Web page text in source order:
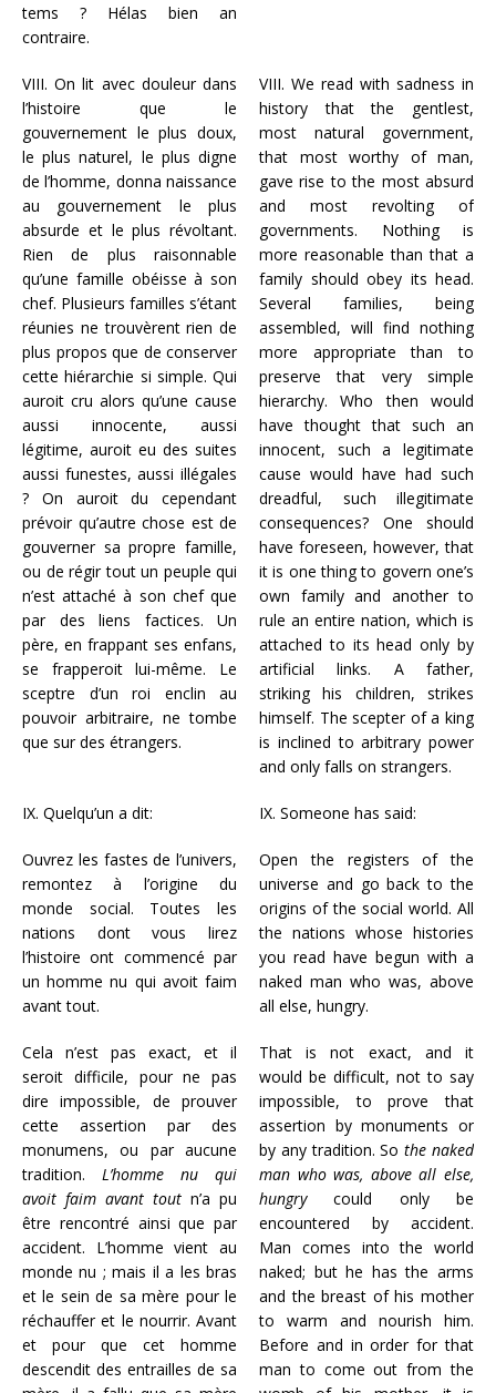
tems ? Hélas bien an
contraire.
VIII. On lit avec douleur dans
l’histoire que le
gouvernement le plus doux,
le plus naturel, le plus digne
de l’homme, donna naissance
au gouvernement le plus
absurde et le plus révoltant.
Rien de plus raisonnable
qu’une famille obéisse à son
chef. Plusieurs familles s’étant
réunies ne trouvèrent rien de
plus propos que de conserver
cette hiérarchie si simple. Qui
auroit cru alors qu’une cause
aussi innocente, aussi
légitime, auroit eu des suites
aussi funestes, aussi illégales
? On auroit du cependant
prévoir qu’autre chose est de
gouverner sa propre famille,
ou de régir tout un peuple qui
n’est attaché à son chef que
par des liens factices. Un
père, en frappant ses enfans,
se frapperoit lui-même. Le
sceptre d’un roi enclin au
pouvoir arbitraire, ne tombe
que sur des étrangers.
VIII. We read with sadness in
history that the gentlest,
most natural government,
that most worthy of man,
gave rise to the most absurd
and most revolting of
governments. Nothing is
more reasonable than that a
family should obey its head.
Several families, being
assembled, will find nothing
more appropriate than to
preserve that very simple
hierarchy. Who then would
have thought that such an
innocent, such a legitimate
cause would have had such
dreadful, such illegitimate
consequences? One should
have foreseen, however, that
it is one thing to govern one’s
own family and another to
rule an entire nation, which is
attached to its head only by
artificial links. A father,
striking his children, strikes
himself. The scepter of a king
is inclined to arbitrary power
and only falls on strangers.
IX. Quelqu’un a dit:
Ouvrez les fastes de l’univers,
remontez à l’origine du
monde social. Toutes les
nations dont vous lirez
l’histoire ont commencé par
un homme nu qui avoit faim
avant tout.
Cela n’est pas exact, et il
seroit difficile, pour ne pas
dire impossible, de prouver
cette assertion par des
monumens, ou par aucune
tradition. L’homme nu qui
avoit faim avant tout n’a pu
être rencontré ainsi que par
accident. L’homme vient au
monde nu ; mais il a les bras
et le sein de sa mère pour le
réchauffer et le nourrir. Avant
et pour que cet homme
descendit des entrailles de sa
IX. Someone has said:
Open the registers of the
universe and go back to the
origins of the social world. All
the nations whose histories
you read have begun with a
naked man who was, above
all else, hungry.
That is not exact, and it
would be difficult, not to say
impossible, to prove that
assertion by monuments or
by any tradition. Sothe naked
man who was, above all else,
hungrycould only be
encountered by accident.
Man comes into the world
naked; but he has the arms
and the breast of his mother
to warm and nourish him.
Before and in order for that
man to come out from the